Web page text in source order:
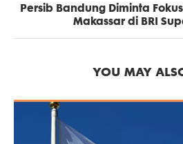
Persib Bandung Diminta
Makassar di BRI
YOU MAY